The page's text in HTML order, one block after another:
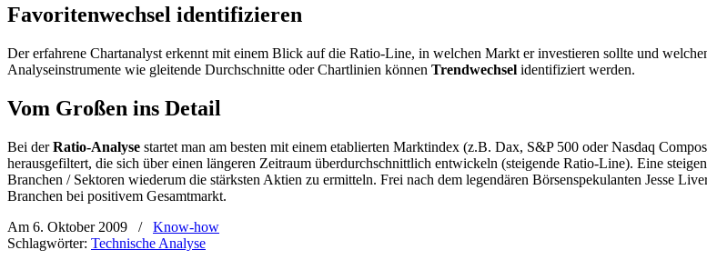
Favoritenwechsel identifizieren
Der erfahrene Chartanalyst erkennt mit einem Blick auf die Ratio-Line, in welchen Markt er investieren sollte und
Analyseinstrumente wie gleitende Durchschnitte oder Chartlinien können Trendwechsel identifiziert werden.
Vom Großen ins Detail
Bei derRatio-Analyse startet man am besten mit einem etablierten Marktindex (z.B. Dax, S&P 500 oder Nasdaq
herausgefiltert, die sich über einen längeren Zeitraum überdurchschnittlich entwickeln (steigende Ratio-Line). Eine
Branchen / Sektoren wiederum die stärksten Aktien zu ermitteln. Frei nach dem legendären Börsenspekulanten Jesse
Branchen bei positivem Gesamtmarkt.
Am 6. Oktober 2009
/
Know-how
Schlagwörter: Technische Analyse